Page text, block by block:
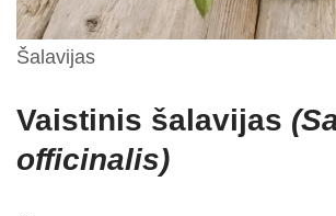
Šalavijas
Vaistinis šalavijas
officinalis)